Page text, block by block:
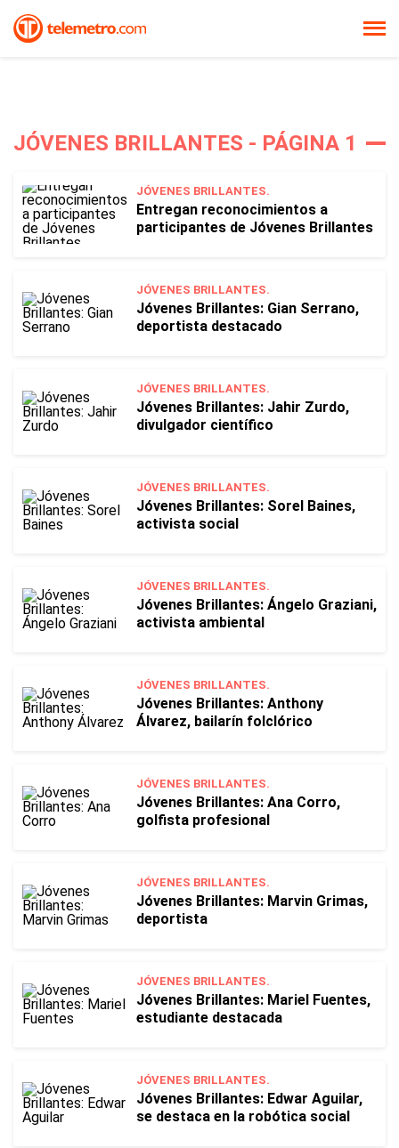
JÓVENES BRILLANTES - PÁGINA 1
JÓVENES BRILLANTES.
Entregan reconocimientos a
participantes de Jóvenes Brillantes
JÓVENES BRILLANTES.
Jóvenes Brillantes: Gian Serrano,
deportista destacado
JÓVENES BRILLANTES.
Jóvenes Brillantes: Jahir Zurdo,
divulgador científico
JÓVENES BRILLANTES.
Jóvenes Brillantes: Sorel Baines,
activista social
JÓVENES BRILLANTES.
Jóvenes Brillantes: Ángelo Graziani,
activista ambiental
JÓVENES BRILLANTES.
Jóvenes Brillantes: Anthony
Álvarez, bailarín folclórico
JÓVENES BRILLANTES.
Jóvenes Brillantes: Ana Corro,
golfista profesional
JÓVENES BRILLANTES.
Jóvenes Brillantes: Marvin Grimas,
deportista
JÓVENES BRILLANTES.
Jóvenes Brillantes: Mariel Fuentes,
estudiante destacada
JÓVENES BRILLANTES.
Jóvenes Brillantes: Edwar Aguilar,
se destaca en la robótica social